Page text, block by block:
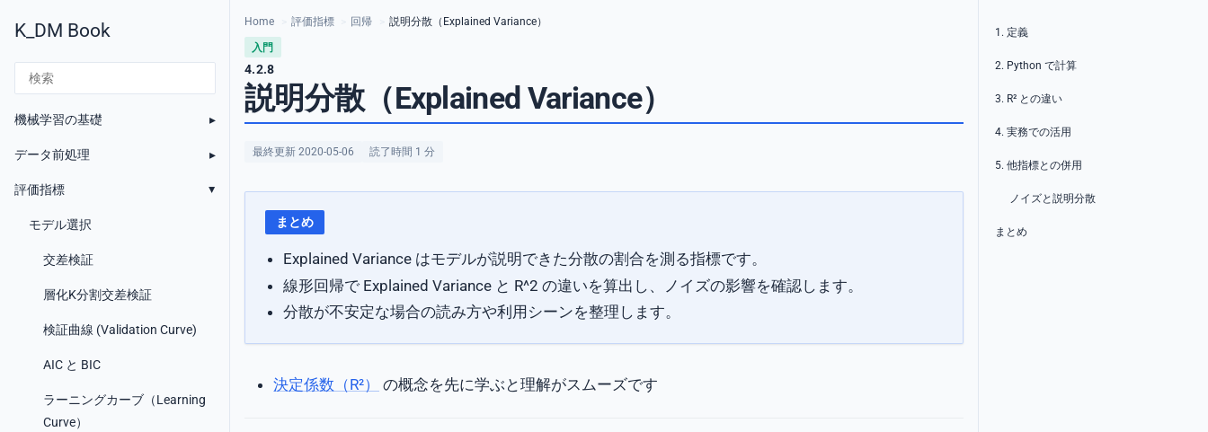
K_DM Book
機械学習の基礎
データ前処理
評価指標
モデル選択
交差検証
層化K分割交差検証
検証曲線 (Validation Curve)
AIC と BIC
ラーニングカーブ（Learning
Curve）
Home 評価指標 回帰 説明分散（Explained Variance）
入門
4.2.8
説明分散（Explained Variance）
最終更新 2020-05-06 読了時間 1 分
まとめ
Explained Variance はモデルが説明できた分散の割合を測る指標です。
線形回帰で Explained Variance と R^2 の違いを算出し、ノイズの影響を確認します。
分散が不安定な場合の読み方や利用シーンを整理します。
決定係数（R²） の概念を先に学ぶと理解がスムーズです
1. 定義
2. Python で計算
3. R² との違い
4. 実務での活用
5. 他指標との併用
ノイズと説明分散
まとめ